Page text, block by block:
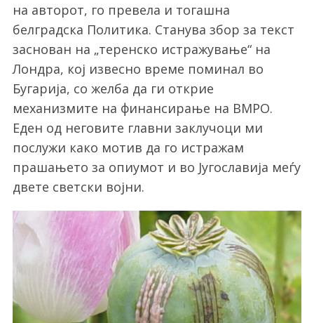
на авторот, го превела и тогашна
белградска Политика. Станува збор за текст
заснован на „теренско истражување“ на
Лондра, кој извесно време поминал во
Бугарија, со желба да ги открие
механизмите на финансирање на ВМРО.
Еден од неговите главни заклучоци ми
послужи како мотив да го истражам
прашањето за опиумот и во Југославија меѓу
двете светски војни.